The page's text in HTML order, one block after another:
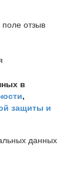
отзыв
в
,
защиты и
данных